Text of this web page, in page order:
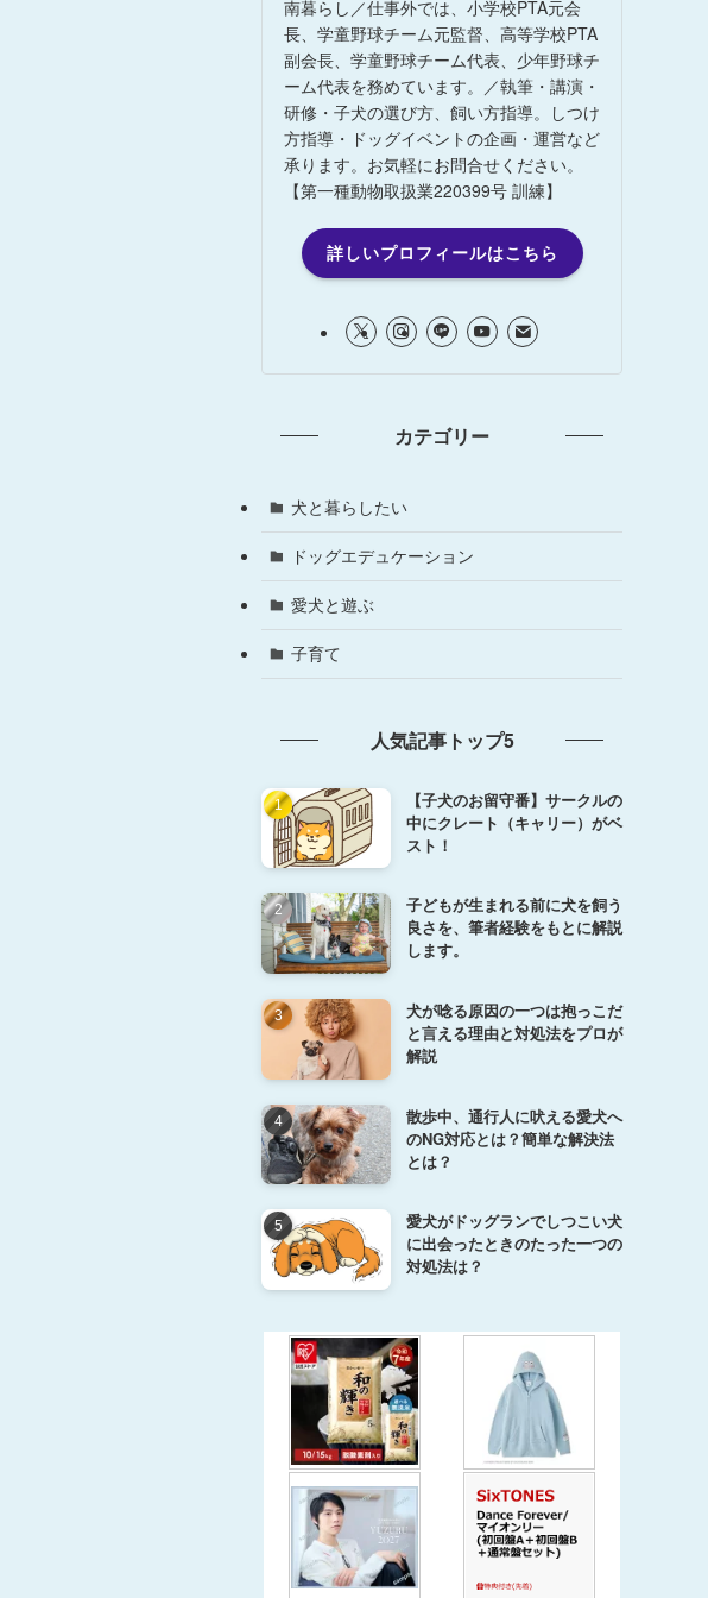
南暮らし／仕事外では、小学校PTA元会
長、学童野球チーム元監督、高等学校PTA
副会長、学童野球チーム代表、少年野球チ
ーム代表を務めています。／執筆・講演・
研修・子犬の選び方、飼い方指導。しつけ
方指導・ドッグイベントの企画・運営など
承ります。お気軽にお問合せください。
【第一種動物取扱業220399号 訓練】
詳しいプロフィールはこちら
カテゴリー
犬と暮らしたい
ドッグエデュケーション
愛犬と遊ぶ
子育て
人気記事トップ5
【子犬のお留守番】サークルの
中にクレート（キャリー）がベ
スト！
子どもが生まれる前に犬を飼う
良さを、筆者経験をもとに解説
します。
犬が唸る原因の一つは抱っこだ
と言える理由と対処法をプロが
解説
散歩中、通行人に吠える愛犬へ
のNG対応とは？簡単な解決法
とは？
愛犬がドッグランでしつこい犬
に出会ったときのたった一つの
対処法は？